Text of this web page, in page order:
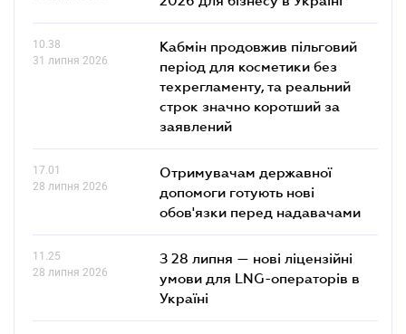
10.38
31 липня 2026
Кабмін продовжив пільговий
період для косметики без
техрегламенту, та реальний
строк значно коротший за
заявлений
17.01
28 липня 2026
Отримувачам державної
допомоги готують нові
обов'язки перед надавачами
11.25
28 липня 2026
З 28 липня — нові ліцензійні
умови для LNG-операторів в
Україні